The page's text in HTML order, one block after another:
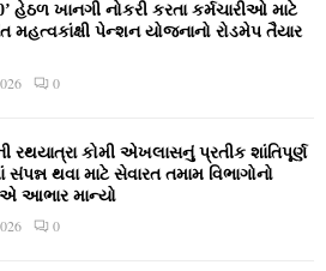
હેઠળ ખાનગી નોકરી કરતા કર્મચારીઓ માટે
પેન્શન યોજનાનો રોડમેપ તૈયાર
0
રથયાત્રા કોમી એખલાસનું પ્રતીક શાંતિપૂર્ણ
સંપન્ન થવા માટે સેવારત તમામ વિભાગોનો
આભાર માન્યો
0